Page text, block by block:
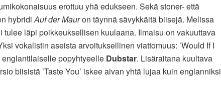
erottuu yhä edukseen. Sekä stoner- että
hybridiAuf der Mauron täynnä sävykkäitä biisejä. Melissa
tulee läpi poikkeuksellisen kuulaana. Ilmaisu on vakuuttava
vokalistin aseista arvoituksellinen viattomuus: ’Would If I
englantilaiselle popyhtyeelle Dubstar. Lisäraitana kuultava
biisistä ’Taste You’ iskee aivan yhtä lujaa kuin englanniksi